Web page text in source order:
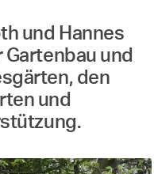
und Hannes
Gartenbau und
den
und